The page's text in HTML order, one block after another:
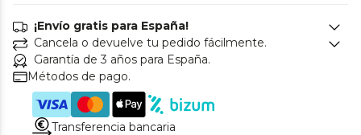
¡Envío gratis para España!
Cancela o devuelve tu pedido fácilmente.
Garantía de 3 años para España.
Métodos de pago.
Transferencia bancaria